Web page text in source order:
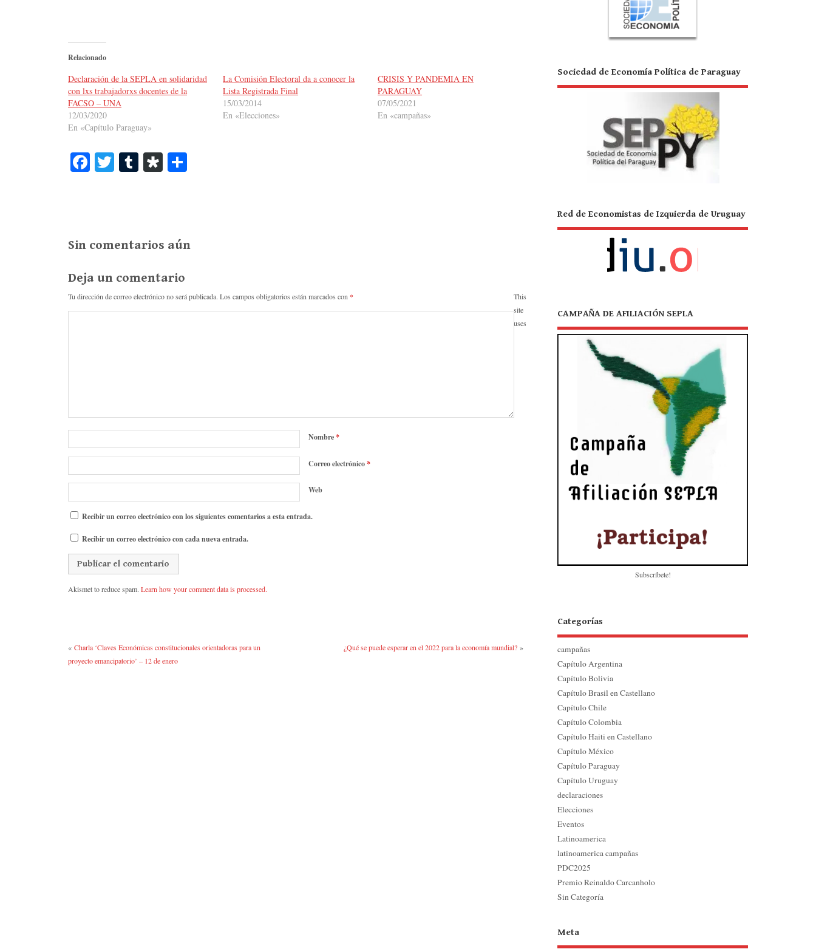
Relacionado
Declaración de la SEPLA en solidaridad
con lxs trabajadorxs docentes de la
FACSO – UNA
12/03/2020
En «Capítulo Paraguay»
La Comisión Electoral da a conocer la
Lista Registrada Final
15/03/2014
En «Elecciones»
CRISIS Y PANDEMIA EN
PARAGUAY
07/05/2021
En «campañas»
Fa T T
r
Di
rti
Sin comentarios aún
Deja un comentario
Tu dirección de correo electrónico no será publicada. Los campos obligatorios están marcados con *
Nombre*
Correo electrónico*
Web
Recibir un correo electrónico con los siguientes comentarios a esta entrada.
Recibir un correo electrónico con cada nueva entrada.
This
site
uses
Akismet to reduce spam. Learn how your comment data is processed.
« Charla ‘Claves Económicas constitucionales orientadoras para un
proyecto emancipatorio’ – 12 de enero
¿Qué se puede esperar en el 2022 para la economía mundial?»
Sociedad de Economía Política de Paraguay
Red de Economistas de Izquierda de Uruguay
CAMPAÑA DE AFILIACIÓN SEPLA
Subscríbete!
Categorías
campañas
Capítulo Argentina
Capítulo Bolivia
Capítulo Brasil en Castellano
Capítulo Chile
Capítulo Colombia
Capítulo Haiti en Castellano
Capítulo México
Capítulo Paraguay
Capítulo Uruguay
declaraciones
Elecciones
Eventos
Latinoamerica
latinoamerica campañas
PDC2025
Premio Reinaldo Carcanholo
Sin Categoría
Meta